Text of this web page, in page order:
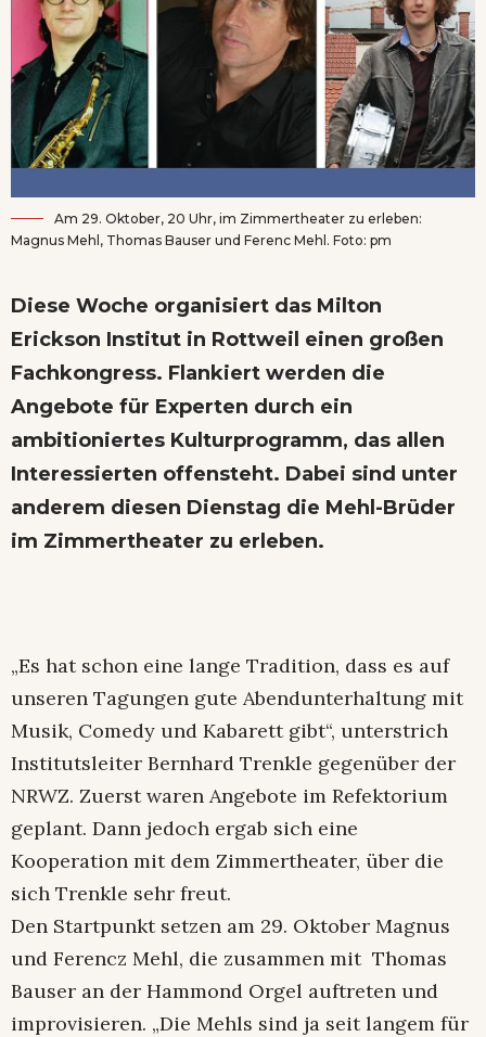
Am 29. Oktober, 20 Uhr, im Zimmertheater zu erleben:
Magnus Mehl, Thomas Bauser und Ferenc Mehl. Foto: pm
Diese Woche organisiert das Milton
Erickson Institut in Rottweil einen großen
Fachkongress. Flankiert werden die
Angebote für Experten durch ein
ambitioniertes Kulturprogramm, das allen
Interessierten offensteht. Dabei sind unter
anderem diesen Dienstag die Mehl-Brüder
im Zimmertheater zu erleben.
„Es hat schon eine lange Tradition, dass es auf
unseren Tagungen gute Abendunterhaltung mit
Musik, Comedy und Kabarett gibt“, unterstrich
Institutsleiter Bernhard Trenkle gegenüber der
NRWZ. Zuerst waren Angebote im Refektorium
geplant. Dann jedoch ergab sich eine
Kooperation mit dem Zimmertheater, über die
sich Trenkle sehr freut.
Den Startpunkt setzen am 29. Oktober Magnus
und Ferencz Mehl, die zusammen mit Thomas
Bauser an der Hammond Orgel auftreten und
improvisieren. „Die Mehls sind ja seit langem für